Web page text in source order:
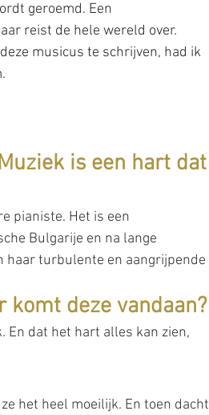
geroemd. Een
reist de hele wereld over.
musicus te schrijven, had ik
is een hart dat
pianiste. Het is een
Bulgarije en na lange
haar turbulente en aangrijpende
komt deze vandaan?
En dat het hart alles kan zien,
het heel moeilijk. En toen dacht